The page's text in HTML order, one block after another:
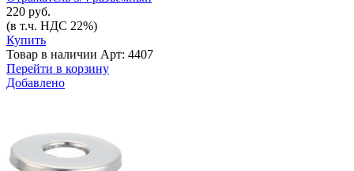
220 руб.
(в т.ч. НДС 22%)
Купить
Товар в наличии Арт: 4407
Перейти в корзину
Добавлено